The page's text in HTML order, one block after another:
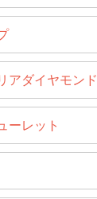
アダイヤモンド
ーレット